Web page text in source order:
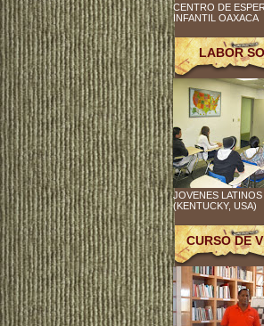
CENTRO DE
INFANTIL OAXACA
LABOR
JOVENES LATINOS
(KENTUCKY, USA)
CURSO DE